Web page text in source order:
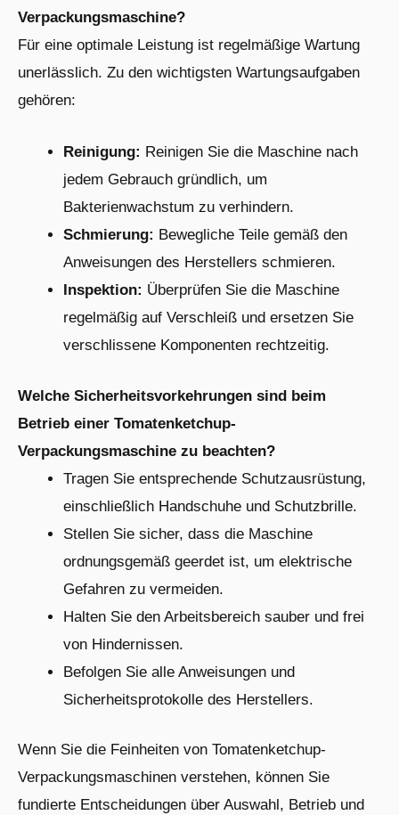
Verpackungsmaschine?
Für eine optimale Leistung ist regelmäßige Wartung
unerlässlich. Zu den wichtigsten Wartungsaufgaben
gehören:
Reinigung: Reinigen Sie die Maschine nach
jedem Gebrauch gründlich, um
Bakterienwachstum zu verhindern.
Schmierung: Bewegliche Teile gemäß den
Anweisungen des Herstellers schmieren.
Inspektion: Überprüfen Sie die Maschine
regelmäßig auf Verschleiß und ersetzen Sie
verschlissene Komponenten rechtzeitig.
Welche Sicherheitsvorkehrungen sind beim
Betrieb einer Tomatenketchup-
Verpackungsmaschine zu beachten?
Tragen Sie entsprechende Schutzausrüstung,
einschließlich Handschuhe und Schutzbrille.
Stellen Sie sicher, dass die Maschine
ordnungsgemäß geerdet ist, um elektrische
Gefahren zu vermeiden.
Halten Sie den Arbeitsbereich sauber und frei
von Hindernissen.
Befolgen Sie alle Anweisungen und
Sicherheitsprotokolle des Herstellers.
Wenn Sie die Feinheiten von Tomatenketchup-
Verpackungsmaschinen verstehen, können Sie
fundierte Entscheidungen über Auswahl, Betrieb und